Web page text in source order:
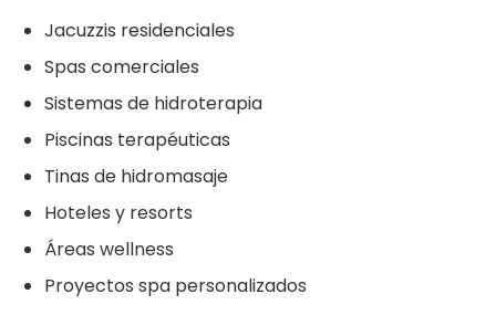
Jacuzzis residenciales
Spas comerciales
Sistemas de hidroterapia
Piscinas terapéuticas
Tinas de hidromasaje
Hoteles y resorts
Áreas wellness
Proyectos spa personalizados